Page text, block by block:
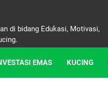
di bidang Edukasi, Motivasi,
EMAS KUCING